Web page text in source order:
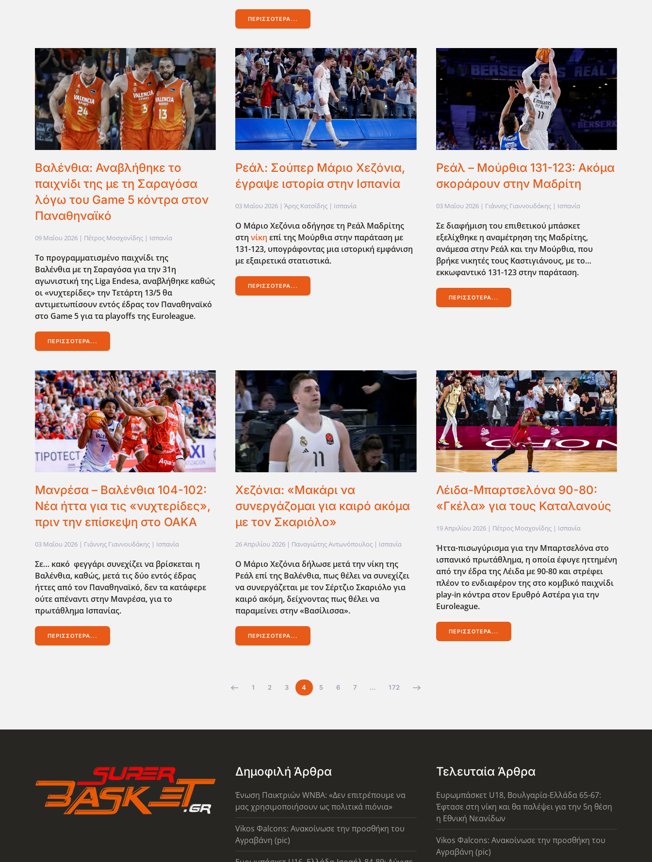
ΠΕΡΙΣΣΌΤΕΡΑ...
Βαλένθια: Αναβλήθηκε το
παιχνίδι της με τη Σαραγόσα
λόγω του Game 5 κόντρα στον
Παναθηναϊκό
09 Μαΐου 2026 | Πέτρος Μοσχονίδης | Ισπανία
Το προγραμματισμένο παιχνίδι της
Βαλένθια με τη Σαραγόσα για την 31η
αγωνιστική της Liga Endesa, αναβλήθηκε καθώς
οι «νυχτερίδες» την Τετάρτη 13/5 θα
αντιμετωπίσουν εντός έδρας τον Παναθηναϊκό
στο Game 5 για τα playoffs της Euroleague.
ΠΕΡΙΣΣΌΤΕΡΑ...
Ρεάλ: Σούπερ Μάριο Χεζόνια,
έγραψε ιστορία στην Ισπανία
03 Μαΐου 2026 | Άρης Κατσίδης | Ισπανία
Ο Μάριο Χεζόνια οδήγησε τη Ρεάλ Μαδρίτης
στηνίκηεπί της Μούρθια στην παράταση με
131-123, υπογράφοντας μια ιστορική εμφάνιση
με εξαιρετικά στατιστικά.
ΠΕΡΙΣΣΌΤΕΡΑ...
Ρεάλ – Μούρθια 131-123: Ακόμα
σκοράρουν στην Μαδρίτη
03 Μαΐου 2026| Γιάννης Γιαννουδάκης | Ισπανία
Σε διαφήμιση του επιθετικού μπάσκετ
εξελίχθηκε η αναμέτρηση της Μαδρίτης,
ανάμεσα στην Ρεάλ και την Μούρθια, που
βρήκε νικητές τους Καστιγιάνους, με το…
εκκωφαντικό 131-123 στην παράταση.
ΠΕΡΙΣΣΌΤΕΡΑ...
Μανρέσα – Βαλένθια 104-102:
Νέα ήττα για τις «νυχτερίδες»,
πριν την επίσκεψη στο ΟΑΚΑ
03 Μαΐου 2026 | Γιάννης Γιαννουδάκης | Ισπανία
Σε… κακό φεγγάρι συνεχίζει να βρίσκεται η
Βαλένθια, καθώς, μετά τις δύο εντός έδρας
ήττες από τον Παναθηναϊκό, δεν τα κατάφερε
ούτε απέναντι στην Μανρέσα, για το
πρωτάθλημα Ισπανίας.
ΠΕΡΙΣΣΌΤΕΡΑ...
Χεζόνια: «Μακάρι να
συνεργάζομαι για καιρό ακόμα
με τον Σκαριόλο»
26 Απριλίου 2026 | Παναγιώτης Αντωνόπουλος | Ισπανία
Ο Μάριο Χεζόνια δήλωσε μετά την νίκη της
Ρεάλ επί της Βαλένθια, πως θέλει να συνεχίζει
να συνεργάζεται με τον Σέρτζιο Σκαριόλο για
καιρό ακόμη, δείχνοντας πως θέλει να
παραμείνει στην «Βασίλισσα».
ΠΕΡΙΣΣΌΤΕΡΑ...
Λέιδα-Μπαρτσελόνα 90-80:
«Γκέλα» για τους Καταλανούς
19 Απριλίου 2026| Πέτρος Μοσχονίδης | Ισπανία
Ήττα-πισωγύρισμα για την Μπαρτσελόνα στο
ισπανικό πρωτάθλημα, η οποία έφυγε ηττημένη
από την έδρα της Λέιδα με 90-80 και στρέφει
πλέον το ενδιαφέρον της στο κομβικό παιχνίδι
play-in κόντρα στον Ερυθρό Αστέρα για την
Euroleague.
ΠΕΡΙΣΣΌΤΕΡΑ...
1 2 3 4 5 6 7 … 172
Δημοφιλή Άρθρα
Ένωση Παικτριών WNBA: «Δεν επιτρέπουμε να
μας χρησιμοποιήσουν ως πολιτικά πιόνια»
Vikos Φalcons: Ανακοίνωσε την προσθήκη του
Αγραβάνη (pic)
Τελευταία Άρθρα
Ευρωμπάσκετ U18, Βουλγαρία-Ελλάδα 65-67:
Έφτασε στη νίκη και θα παλέψει για την 5η θέση
η Εθνική Νεανίδων
Vikos Φalcons: Ανακοίνωσε την προσθήκη του
Αγραβάνη (pic)